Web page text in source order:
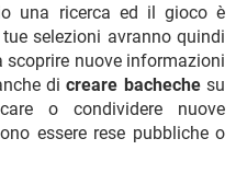
una ricerca ed il gioco è
selezioni avranno quindi
nuove informazioni
dicreare bachechesu
o condividere nuove
essere rese pubbliche o